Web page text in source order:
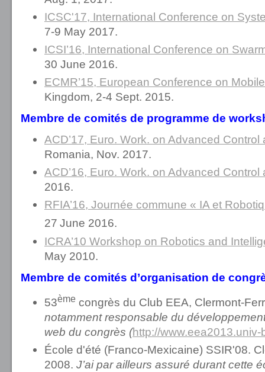
ICSC'17, International Conference on
7-9 May 2017.
ICSI’16, International Conference on
30 June 2016.
ECMR’15, European Conference on
Kingdom, 2-4 Sept. 2015.
Membre de comités de programme de
ACD’17, Euro. Work. on Advanced
Romania, Nov. 2017.
ACD’16, Euro. Work. on Advanced
2016.
RFIA’16, Journée commune « IA et
27 June 2016.
ICRA’10 Workshop on Robotics and
May 2010.
Membre de comités d’organisation de
53ème congrès du Club EEA, Clermont-
notamment responsable du
web du congrès (http://www.eea2013.univ-
École d'été (Franco-Mexicaine) SSIR'08.
2008. J’ai par ailleurs assuré durant cette